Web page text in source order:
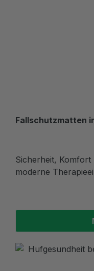
Fallschutzmatten
Sicherheit,
moderne